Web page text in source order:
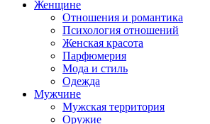
Женщине
Отношения и романтика
Психология отношений
Женская красота
Парфюмерия
Мода и стиль
Одежда
Мужчине
Мужская территория
Оружие